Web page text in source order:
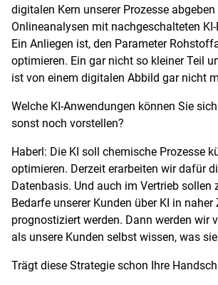
digitalen Kern unserer Prozesse
Onlineanalysen mit nachgeschalteten
Ein Anliegen ist, den Parameter
optimieren. Ein gar nicht so kleiner Teil
ist von einem digitalen Abbild gar nicht
Welche KI-Anwendungen können Sie
sonst noch vorstellen?
Haberl: Die KI soll chemische Prozesse
optimieren. Derzeit erarbeiten wir dafür
Datenbasis. Und auch im Vertrieb sollen
Bedarfe unserer Kunden über KI in
prognostiziert werden. Dann werden wir
als unsere Kunden selbst wissen, was
Trägt diese Strategie schon Ihre